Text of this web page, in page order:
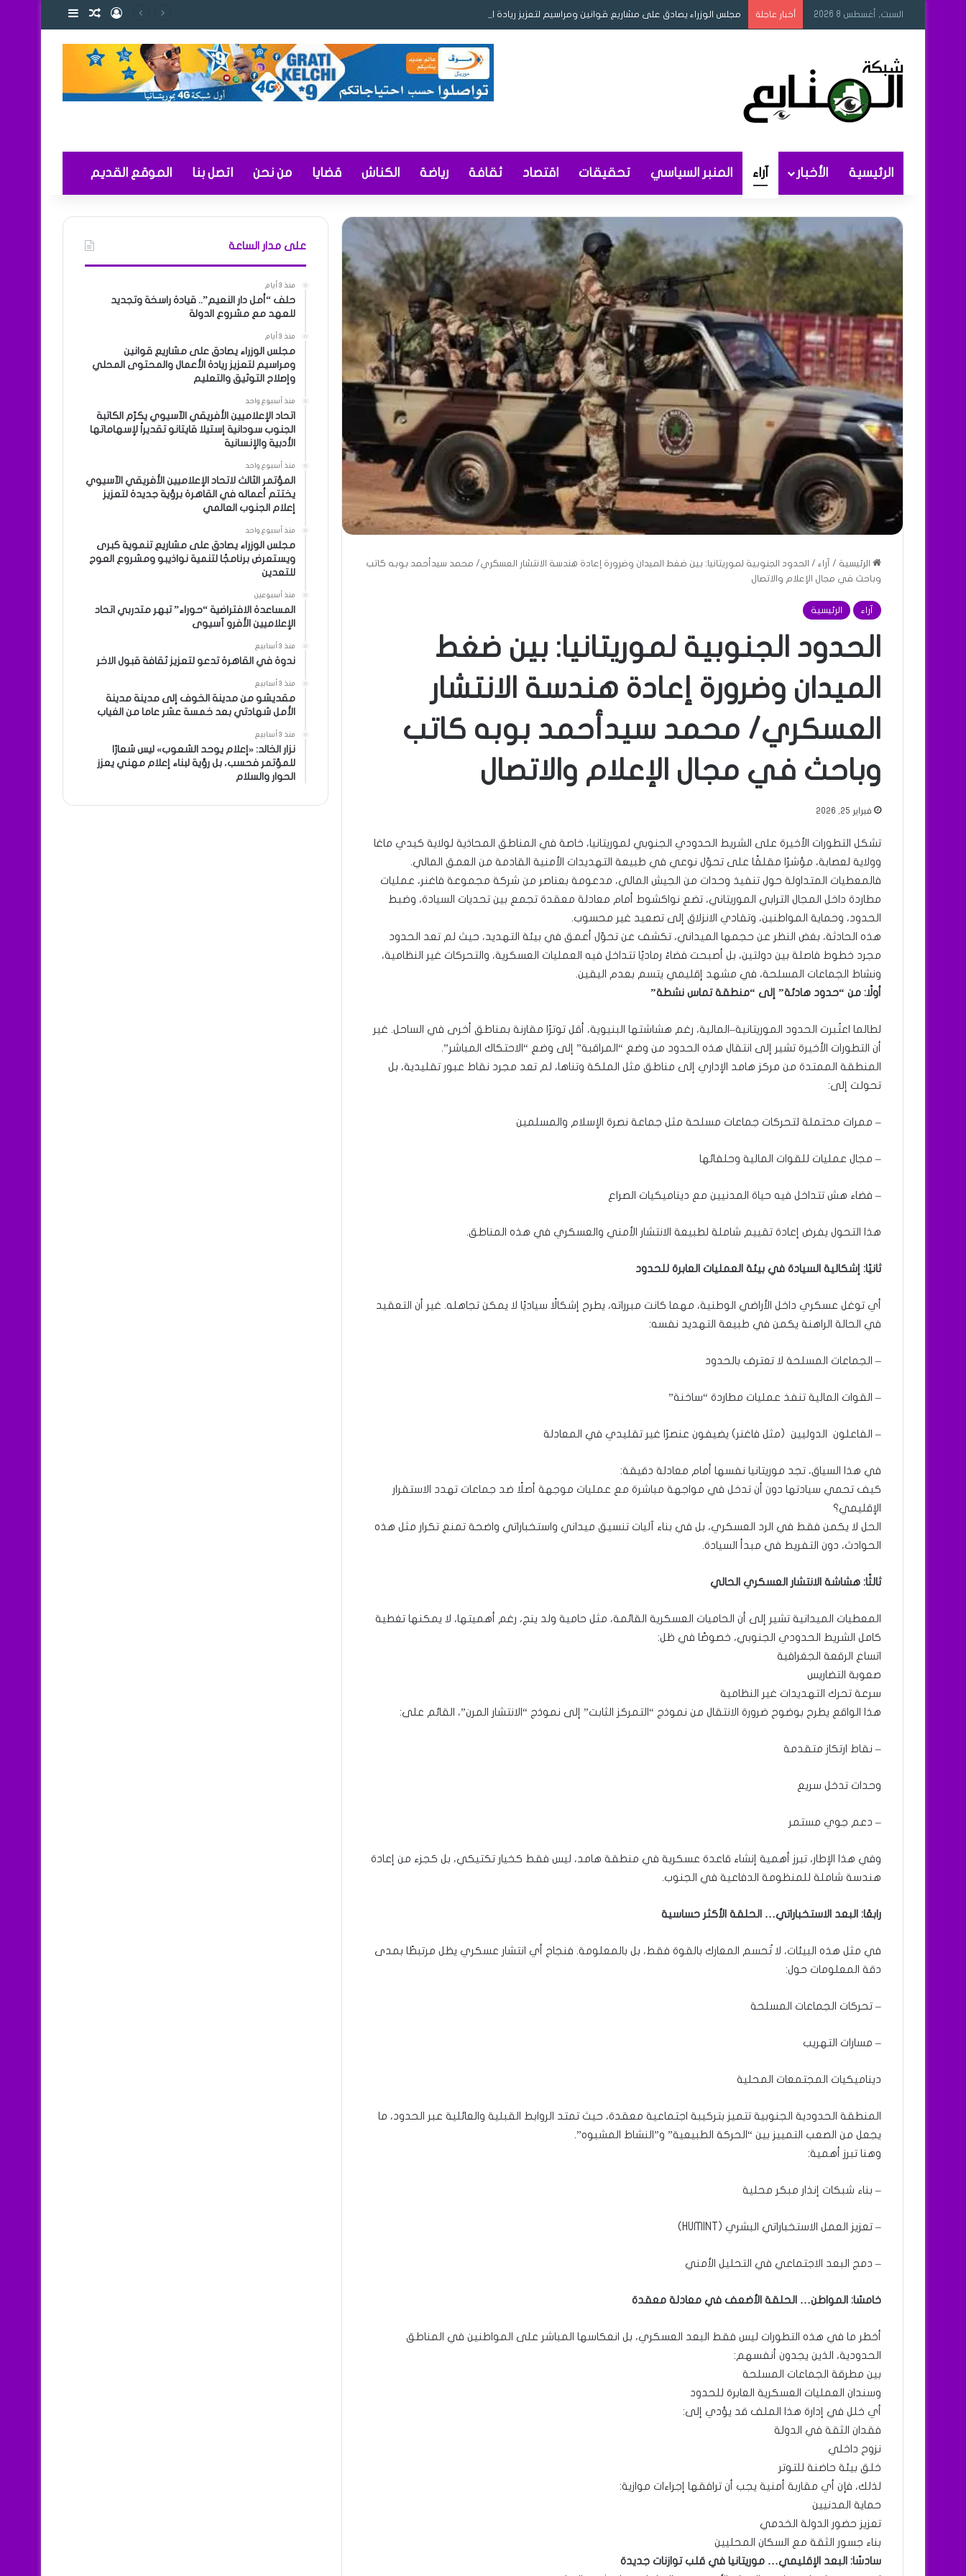
السبت, أغسطس 8 2026 أخبار عاجلة مجلس الوزراء يصادق على مشاريع قوانين ومراسيم لتعزيز ريادة الأعمال والمحتوى المحلي وإصلاح التوثيق والتعليم تسجيل الدخول
مقال عشوائي
إضافة عمود
الرئيسية الأخبار آراء المنبر السياسي تحقيقات اقتصاد ثقافة رياضة الكناش قضايا من نحن اتصل بنا الموقع القديم
الرئيسية / آراء / الحدود الجنوبية لموريتانيا: بين ضغط الميدان وضرورة إعادة هندسة الانتشار العسكري/ محمد سيدأحمد بوبه كاتب
وباحث في مجال الإعلام والاتصال
آراء الرئيسية
الحدود الجنوبية لموريتانيا: بين ضغط
الميدان وضرورة إعادة هندسة الانتشار
العسكري/ محمد سيدأحمد بوبه كاتب
وباحث في مجال الإعلام والاتصال
فبراير 25, 2026
تشكل التطورات الأخيرة على الشريط الحدودي الجنوبي لموريتانيا، خاصة في المناطق المحاذية لولاية كيدي ماغا
وولاية لعصابة، مؤشرًا مقلقًا على تحوّل نوعي في طبيعة التهديدات الأمنية القادمة من العمق المالي.
فالمعطيات المتداولة حول تنفيذ وحدات من الجيش المالي، مدعومة بعناصر من شركة مجموعة فاغنر، عمليات
مطاردة داخل المجال الترابي الموريتاني، تضع نواكشوط أمام معادلة معقدة تجمع بين تحديات السيادة، وضبط
الحدود، وحماية المواطنين، وتفادي الانزلاق إلى تصعيد غير محسوب.
هذه الحادثة، بغض النظر عن حجمها الميداني، تكشف عن تحوّل أعمق في بيئة التهديد، حيث لم تعد الحدود
مجرد خطوط فاصلة بين دولتين، بل أصبحت فضاءً رماديًا تتداخل فيه العمليات العسكرية، والتحركات غير النظامية،
ونشاط الجماعات المسلحة، في مشهد إقليمي يتسم بعدم اليقين.
أولًا: من “حدود هادئة” إلى “منطقة تماس نشطة”
لطالما اعتُبرت الحدود الموريتانية–المالية، رغم هشاشتها البنيوية، أقل توترًا مقارنة بمناطق أخرى في الساحل. غير
أن التطورات الأخيرة تشير إلى انتقال هذه الحدود من وضع “المراقبة” إلى وضع “الاحتكاك المباشر”.
المنطقة الممتدة من مركز هامد الإداري إلى مناطق مثل الملكة وتناها، لم تعد مجرد نقاط عبور تقليدية، بل
تحولت إلى:
– ممرات محتملة لتحركات جماعات مسلحة مثل جماعة نصرة الإسلام والمسلمين
– مجال عمليات للقوات المالية وحلفائها
– فضاء هش تتداخل فيه حياة المدنيين مع ديناميكيات الصراع
هذا التحول يفرض إعادة تقييم شاملة لطبيعة الانتشار الأمني والعسكري في هذه المناطق.
ثانيًا: إشكالية السيادة في بيئة العمليات العابرة للحدود
أي توغل عسكري داخل الأراضي الوطنية، مهما كانت مبرراته، يطرح إشكالًا سياديًا لا يمكن تجاهله. غير أن التعقيد
في الحالة الراهنة يكمن في طبيعة التهديد نفسه:
– الجماعات المسلحة لا تعترف بالحدود
– القوات المالية تنفذ عمليات مطاردة “ساخنة”
– الفاعلون الدوليين (مثل فاغنر) يضيفون عنصرًا غير تقليدي في المعادلة
في هذا السياق، تجد موريتانيا نفسها أمام معادلة دقيقة:
كيف تحمي سيادتها دون أن تدخل في مواجهة مباشرة مع عمليات موجهة أصلًا ضد جماعات تهدد الاستقرار
الإقليمي؟
الحل لا يكمن فقط في الرد العسكري، بل في بناء آليات تنسيق ميداني واستخباراتي واضحة تمنع تكرار مثل هذه
الحوادث، دون التفريط في مبدأ السيادة.
ثالثًا: هشاشة الانتشار العسكري الحالي
المعطيات الميدانية تشير إلى أن الحاميات العسكرية القائمة، مثل حامية ولد ينج، رغم أهميتها، لا يمكنها تغطية
كامل الشريط الحدودي الجنوبي، خصوصًا في ظل:
اتساع الرقعة الجغرافية
صعوبة التضاريس
سرعة تحرك التهديدات غير النظامية
هذا الواقع يطرح بوضوح ضرورة الانتقال من نموذج “التمركز الثابت” إلى نموذج “الانتشار المرن”، القائم على:
– نقاط ارتكاز متقدمة
وحدات تدخل سريع
– دعم جوي مستمر
وفي هذا الإطار، تبرز أهمية إنشاء قاعدة عسكرية في منطقة هامد، ليس فقط كخيار تكتيكي، بل كجزء من إعادة
هندسة شاملة للمنظومة الدفاعية في الجنوب.
رابعًا: البعد الاستخباراتي… الحلقة الأكثر حساسية
في مثل هذه البيئات، لا تُحسم المعارك بالقوة فقط، بل بالمعلومة. فنجاح أي انتشار عسكري يظل مرتبطًا بمدى
دقة المعلومات حول:
– تحركات الجماعات المسلحة
– مسارات التهريب
ديناميكيات المجتمعات المحلية
المنطقة الحدودية الجنوبية تتميز بتركيبة اجتماعية معقدة، حيث تمتد الروابط القبلية والعائلية عبر الحدود، ما
يجعل من الصعب التمييز بين “الحركة الطبيعية” و”النشاط المشبوه”.
وهنا تبرز أهمية:
– بناء شبكات إنذار مبكر محلية
– تعزيز العمل الاستخباراتي البشري (HUMINT)
– دمج البعد الاجتماعي في التحليل الأمني
خامسًا: المواطن… الحلقة الأضعف في معادلة معقدة
أخطر ما في هذه التطورات ليس فقط البعد العسكري، بل انعكاسها المباشر على المواطنين في المناطق
الحدودية، الذين يجدون أنفسهم:
بين مطرقة الجماعات المسلحة
وسندان العمليات العسكرية العابرة للحدود
أي خلل في إدارة هذا الملف قد يؤدي إلى:
فقدان الثقة في الدولة
نزوح داخلي
خلق بيئة حاضنة للتوتر
لذلك، فإن أي مقاربة أمنية يجب أن ترافقها إجراءات موازية:
حماية المدنيين
تعزيز حضور الدولة الخدمي
بناء جسور الثقة مع السكان المحليين
سادسًا: البعد الإقليمي… موريتانيا في قلب توازنات جديدة
على مدار الساعة
منذ 3 أيام
حلف “أمل دار النعيم”.. قيادة راسخة وتجديد
للعهد مع مشروع الدولة
منذ 3 أيام
مجلس الوزراء يصادق على مشاريع قوانين
ومراسيم لتعزيز ريادة الأعمال والمحتوى المحلي
وإصلاح التوثيق والتعليم
منذ أسبوع واحد
اتحاد الإعلاميين الأفريقي الآسيوي يكرّم الكاتبة
الجنوب سودانية إستيلا قايتانو تقديراً لإسهاماتها
الأدبية والإنسانية
منذ أسبوع واحد
المؤتمر الثالث لاتحاد الإعلاميين الأفريقي الآسيوي
يختتم أعماله في القاهرة برؤية جديدة لتعزيز
إعلام الجنوب العالمي
منذ أسبوع واحد
مجلس الوزراء يصادق على مشاريع تنموية كبرى
ويستعرض برنامجًا لتنمية نواذيبو ومشروع العوج
للتعدين
منذ أسبوعين
المساعدة الافتراضية “حوراء” تبهر متدربي اتحاد
الإعلاميين الأفرو آسيوى
منذ 3 أسابيع
ندوة في القاهرة تدعو لتعزيز ثقافة قبول الاخر
منذ 3 أسابيع
مقديشو من مدينة الخوف إلى مدينة مدينة
الأمل شهادتي بعد خمسة عشر عاما من الغياب
منذ 3 أسابيع
نزار الخالد: «إعلام يوحد الشعوب» ليس شعارًا
للمؤتمر فحسب، بل رؤية لبناء إعلام مهني يعزز
الحوار والسلام